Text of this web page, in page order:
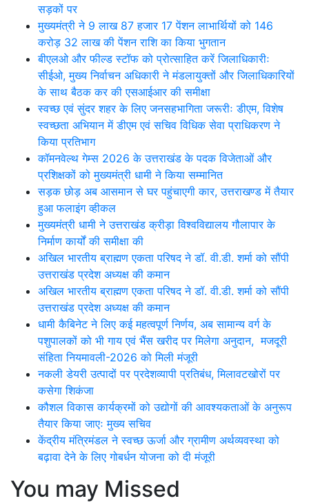
सड़कों पर
मुख्यमंत्री ने 9 लाख 87 हजार 17 पेंशन लाभार्थियों को 146
करोड़ 32 लाख की पेंशन राशि का किया भुगतान
बीएलओ और फील्ड स्टॉफ को प्रोत्साहित करें जिलाधिकारीः
सीईओ, मुख्य निर्वाचन अधिकारी ने मंडलायुक्तों और जिलाधिकारियों
के साथ बैठक कर की एसआईआर की समीक्षा
स्वच्छ एवं सुंदर शहर के लिए जनसहभागिता जरूरीः डीएम, विशेष
स्वच्छता अभियान में डीएम एवं सचिव विधिक सेवा प्राधिकरण ने
किया प्रतिभाग
कॉमनवेल्थ गेम्स 2026 के उत्तराखंड के पदक विजेताओं और
प्रशिक्षकों को मुख्यमंत्री धामी ने किया सम्मानित
सड़क छोड़ अब आसमान से घर पहुंचाएगी कार, उत्तराखण्ड में तैयार
हुआ फलाइंग व्हीकल
मुख्यमंत्री धामी ने उत्तराखंड क्रीड़ा विश्वविद्यालय गौलापार के
निर्माण कार्यों की समीक्षा की
अखिल भारतीय ब्राह्मण एकता परिषद ने डॉ. वी.डी. शर्मा को सौंपी
उत्तराखंड प्रदेश अध्यक्ष की कमान
अखिल भारतीय ब्राह्मण एकता परिषद ने डॉ. वी.डी. शर्मा को सौंपी
उत्तराखंड प्रदेश अध्यक्ष की कमान
धामी कैबिनेट ने लिए कई महत्वपूर्ण निर्णय, अब सामान्य वर्ग के
पशुपालकों को भी गाय एवं भैंस खरीद पर मिलेगा अनुदान, मजदूरी
संहिता नियमावली-2026 को मिली मंजूरी
नकली डेयरी उत्पादों पर प्रदेशव्यापी प्रतिबंध, मिलावटखोरों पर
कसेगा शिकंजा
कौशल विकास कार्यक्रमों को उद्योगों की आवश्यकताओं के अनुरूप
तैयार किया जाएः मुख्य सचिव
केंद्रीय मंत्रिमंडल ने स्वच्छ ऊर्जा और ग्रामीण अर्थव्यवस्था को
बढ़ावा देने के लिए गोबर्धन योजना को दी मंजूरी
You may Missed